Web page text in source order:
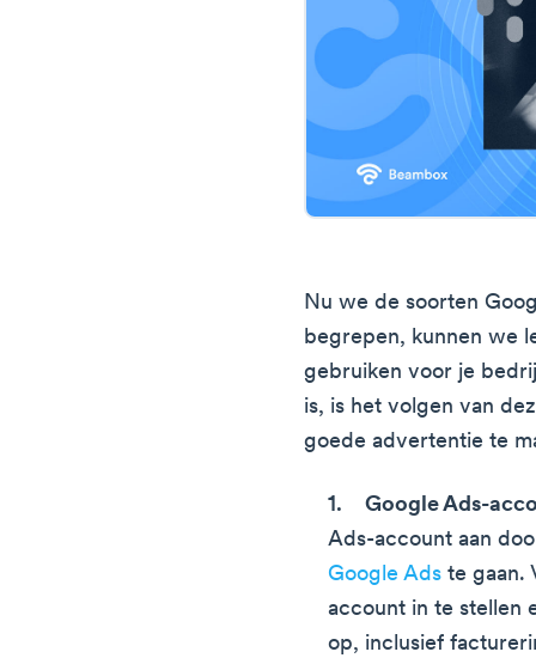
Nu we de soorten
begrepen, kunnen we
gebruiken voor je
is, is het volgen van
goede advertentie te
Google Ads-
Ads-account aan
Google Ads te gaan.
account in te stellen
op, inclusief